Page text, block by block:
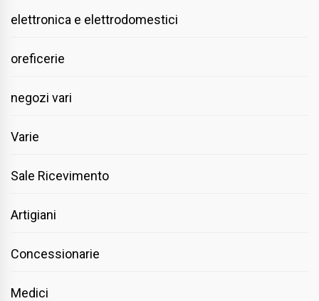
elettronica e elettrodomestici
oreficerie
negozi vari
Varie
Sale Ricevimento
Artigiani
Concessionarie
Medici